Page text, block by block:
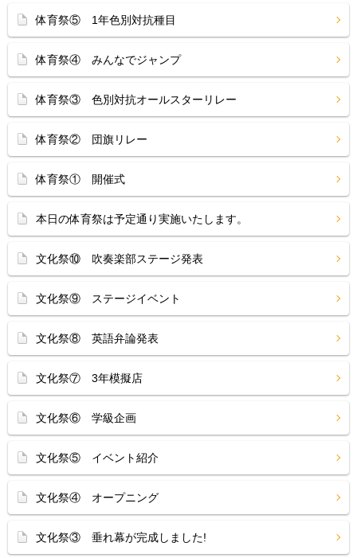
体育祭⑤ 1年色別対抗種目
体育祭④ みんなでジャンプ
体育祭③ 色別対抗オールスターリレー
体育祭② 団旗リレー
体育祭① 開催式
本日の体育祭は予定通り実施いたします。
文化祭⑩ 吹奏楽部ステージ発表
文化祭⑨ ステージイベント
文化祭⑧ 英語弁論発表
文化祭⑦ 3年模擬店
文化祭⑥ 学級企画
文化祭⑤ イベント紹介
文化祭④ オープニング
文化祭③ 垂れ幕が完成しました!